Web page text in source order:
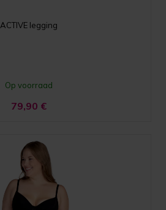
ACTIVE legging
Op voorraad
79,90 €